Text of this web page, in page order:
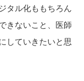
タル化ももちろん
きないこと、医師
していきたいと思